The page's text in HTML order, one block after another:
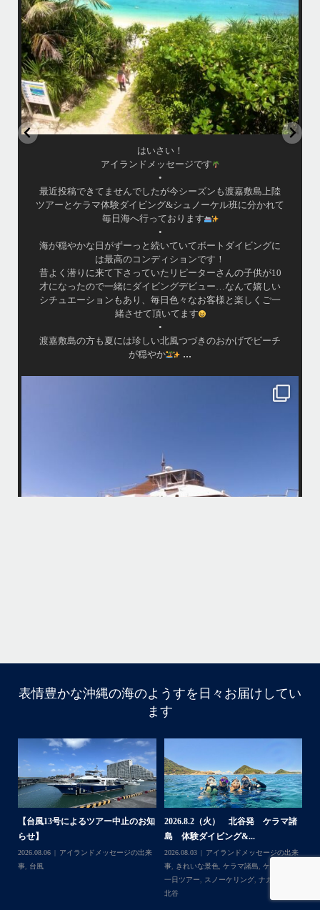
お天
www.island-message.ne.jp
TEL:098-936-8292
.
#Islandmessage #ceruleanblueokinawa #ホエールウォッチング...
5月 21
・
昨日は社員旅行でお越しの14名様にて勇海号を貸切り頂
き、ケラマでBBQとスノーケリングを楽しんで参りまし
た！
・
・
いい天気に恵まれて、海が良く似合う愉快な方々と楽しい
時間を過ごしましたよ〜
・
・
皆様ご利用誠にありがとうございました
またのお越しをお待ちしておりますね！！
・
www.island-message.ne.jp
TEL:098-936-8292
はいさい！
4月後半の沖縄は天気予報が不安定で惑わされております…
・
大雨予報でもけっきょく晴れてたり一時的だったりで…
・
はいさい！
4月後半の沖縄は天気予報が不安定で惑わされております…
・
大雨予報でもけっきょく晴れてたり一時的だったりで…
「やっぱり海行けば良かった〜！」と後悔しそうな方がた
くさんいそうで心配です、、
・
まだまだゲストの数が少なくのんびり付ききりでご案内で
きる日も多いので、皆様ご予約お待ちしてます！
・
ウミガメ運も好調で、昨日はスノーケリングでアカウミガ
表情豊かな沖縄の海のようすを日々お届けしてい
ます
2026.7.18 北谷発 慶良間行き シ
ュノーケル＆ダイビ...
2026.07.19 ウミガメ ,きれいな景色,ケラ
マ諸島,
2026.7.6（月） 北谷発 ケラマ諸
島 ３ダイブ体験ダイ...
2026.07.08
アイランドメッセージの出来
事, きれいな景色 ケラマ諸島
ケラマ諸島
一日ツアー
スノーケリング, ボートダイ
ブ,北谷